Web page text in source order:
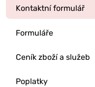
Kontaktní formulář
Formuláře
Ceník zboží a služeb
Poplatky